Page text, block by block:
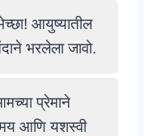
आयुष्यातील
भरलेला जावो.
प्रेमाने
आणि यशस्वी